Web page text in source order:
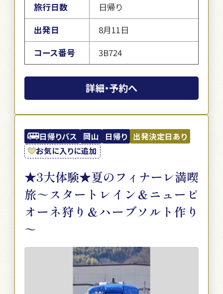
旅行日数
日帰り
出発日
8月11日
コース番号
3B724
詳細・予約へ
日帰りバス 岡山 日帰り 出発決定日あり
お気に入りに追加
★3大体験★夏のフィナーレ満喫
旅～スタートレイン＆ニューピ
オーネ狩り＆ハーブソルト作り
～